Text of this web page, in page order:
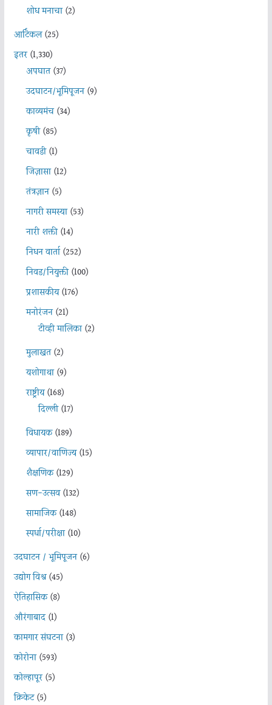
शोध मनाचा(2)
आर्टिकल(25)
इतर(1,330)
अपघात(37)
उदघाटन/भूमिपूजन(9)
काव्यमंच(34)
कृषी(85)
चावडी(1)
जिज्ञासा(12)
तंत्रज्ञान(5)
नागरी समस्या(53)
नारी शक्ती(14)
निधन वार्ता(252)
निवड/नियुक्ती(100)
प्रशासकीय(176)
मनोरंजन(21)
टीव्ही मालिका(2)
मुलाखत(2)
यशोगाथा(9)
राष्ट्रीय(168)
दिल्ली(17)
विधायक(189)
व्यापार/वाणिज्य(15)
शैक्षणिक(129)
सण-उत्सव(132)
सामाजिक(148)
स्पर्धा/परीक्षा(10)
उदघाटन / भूमिपूजन(6)
उद्योग विश्व(45)
ऐतिहासिक(8)
औरंगाबाद(1)
कामगार संघटना(3)
कोरोना(593)
कोल्हापूर(5)
क्रिकेट(5)